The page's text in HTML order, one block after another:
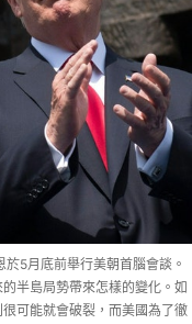
5月底前舉行美朝首腦會談。
半島局勢帶來怎樣的變化。如
可能就會破裂，而美國為了徹